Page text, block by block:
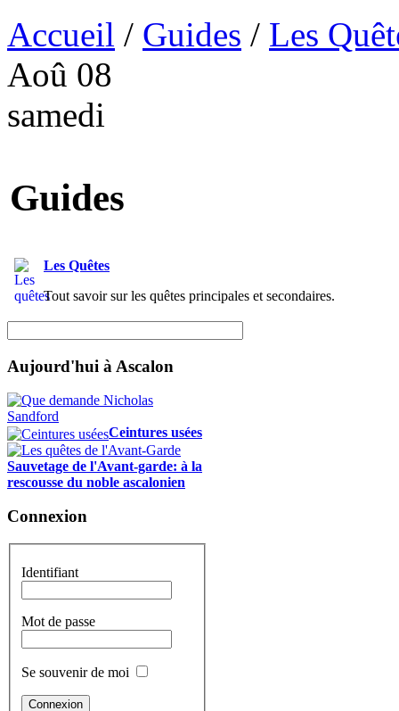
Accueil / Guides / Les
Aoû 08
samedi
Guides
Les Quêtes
Tout savoir sur les quêtes principales et secondaires.
Aujourd'hui à Ascalon
Ceintures usées
Sauvetage de l'Avant-garde: à la
rescousse du noble ascalonien
Connexion
Identifiant
Mot de passe
Se souvenir de moi